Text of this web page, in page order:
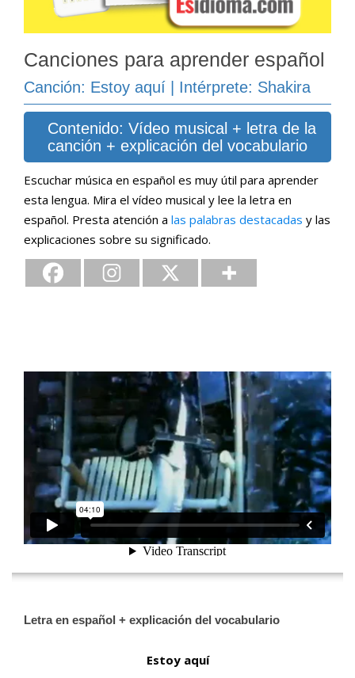
Canciones para aprender español
Canción: Estoy aquí | Intérprete: Shakira
Contenido: Vídeo musical + letra de la
canción + explicación del vocabulario
Escuchar música en español es muy útil para aprender
esta lengua. Mira el vídeo musical y lee la letra en
español. Presta atención a las palabras destacadas y las
explicaciones sobre su significado.
[wp-video-floater]
Letra en español + explicación del vocabulario
Estoy aquí